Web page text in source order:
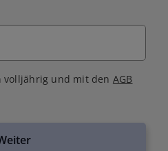
volljährig und mit den AGB